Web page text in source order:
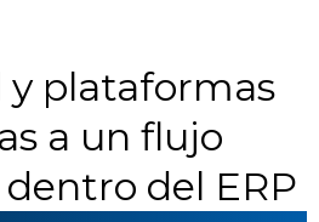
y plataformas
a un flujo
del ERP